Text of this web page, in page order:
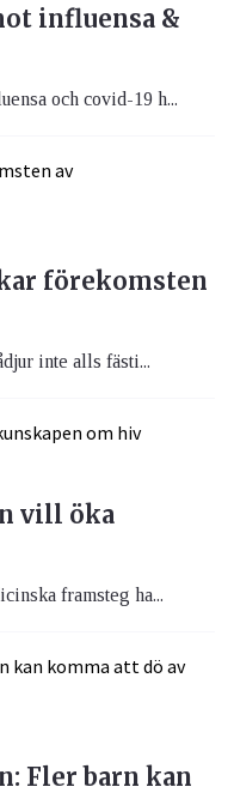
influensa &
och covid-19 h...
förekomsten
inte alls fästi...
vill öka
framsteg ha...
Fler barn kan